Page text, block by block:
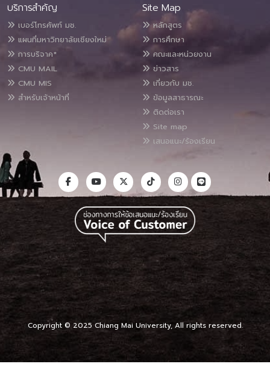
บริการสำคัญ
เบอร์โทรศัพท์ มช.
แผนที่มหาวิทยาลัยเชียงใหม่
การบริจาค*
CMU MAIL
CMU MIS
สำหรับเจ้าหน้าที่
Site Map
หลักสูตร
การศึกษา
คณะและหน่วยงาน
ข่าวสาร
เกี่ยวกับ มช.
ข้อมูลสาธารณะ
ติดต่อเรา
Site map
เสนอแนะ/ร้องเรียน
Copyright © 2025 Chiang Mai University, All rights reserved.